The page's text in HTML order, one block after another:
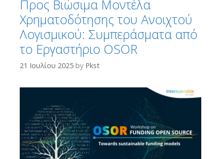
Προς Βιώσιμα Μοντέλα
Χρηματοδότησης του Ανοιχτού
Λογισμικού: Συμπεράσματα από
το Εργαστήριο OSOR
21 Ιουλίου 2025 by Pkst